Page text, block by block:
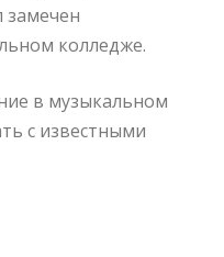
замечен
колледже.
в музыкальном
с известными